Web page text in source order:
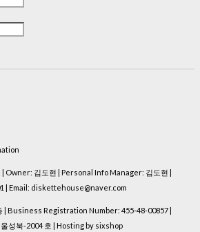
Owner: 김도현 | Personal Info Manager: 김도현 |
| Email: diskettehouse@naver.com
| Business Registration Number: 455-48-00857
성북-2004 호 | Hosting by sixshop